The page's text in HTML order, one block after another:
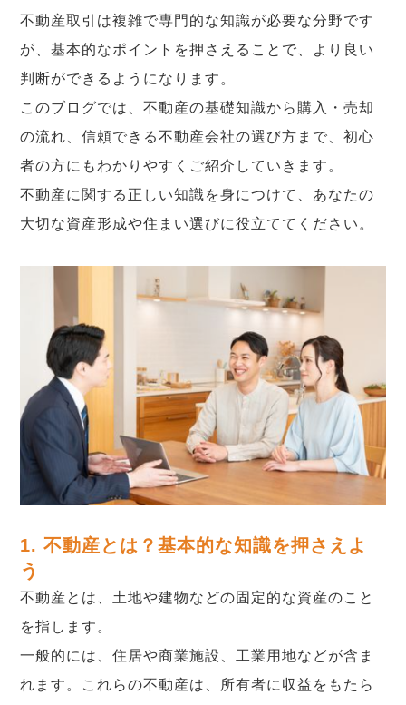
不動産取引は複雑で専門的な知識が必要な分野です
が、基本的なポイントを押さえることで、より良い
判断ができるようになります。
このブログでは、不動産の基礎知識から購入・売却
の流れ、信頼できる不動産会社の選び方まで、初心
者の方にもわかりやすくご紹介していきます。
不動産に関する正しい知識を身につけて、あなたの
大切な資産形成や住まい選びに役立ててください。
1. 不動産とは？基本的な知識を押さえよ
う
不動産とは、土地や建物などの固定的な資産のこと
を指します。
一般的には、住居や商業施設、工業用地などが含ま
れます。これらの不動産は、所有者に収益をもたら